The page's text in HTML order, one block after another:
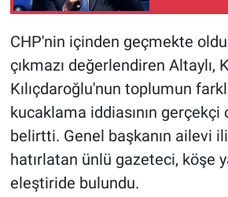
CHP'nin içinden geçmekte
çıkmazı değerlendiren Altaylı,
Kılıçdaroğlu'nun toplumun
kucaklama iddiasının gerçekçi
belirtti. Genel başkanın ailevi
hatırlatan ünlü gazeteci, köşe
eleştiride bulundu.